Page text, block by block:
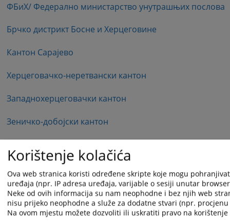
ФБиХ/ Федерално министарство унутрашњих послова
Брчко дистрикт Босне и Херцеговине
Кантон Сарајево
Херцеговачко-неретвански кантон
Западнохерцеговачки кантон
Зеничко-добојски кантон
Тузлански кантон
Посавски кантон
Livanjski kanton
Korištenje kolačića
Ova web stranica koristi određene skripte koje mogu
uređaja (npr. IP adresa uređaja, varijable o sesiji unutar
Neke od ovih informacija su nam neophodne i bez njih web
nisu prijeko neophodne a služe za dodatne stvari (npr.
Na ovom mjestu možete dozvoliti ili uskratiti pravo na